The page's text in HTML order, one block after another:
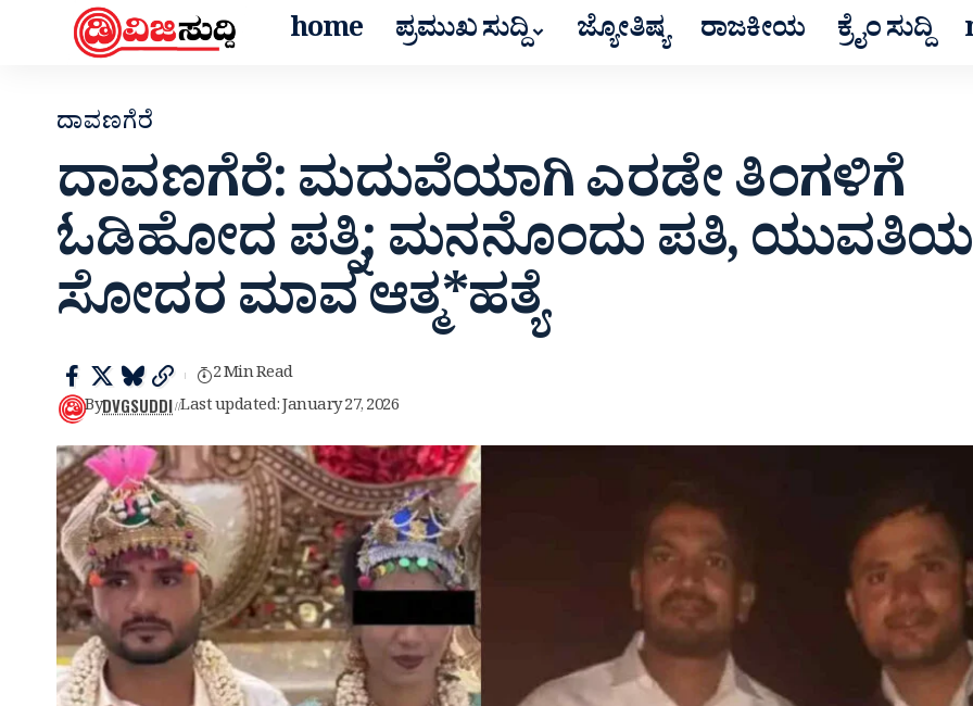
home ಪ್ರಮುಖ ಸುದ್ದಿ ಜ್ಯೋತಿಷ್ಯ ರಾಜಕೀಯ ಕ್ರೈಂ ಸುದ್ದಿ
ದಾವಣಗೆರೆ
ದಾವಣಗೆರೆ: ಮದುವೆಯಾಗಿ ಎರಡೇ ತಿಂಗಳಿಗೆ
ಓಡಿ‌ಹೋದ ಪತ್ನಿ; ಮನನೊಂದು ಪತಿ,‌ ಯುವತಿಯ
ಸೋದರ ಮಾವ ಆತ್ಮ*ಹತ್ಯೆ
ByDVGSUDDI Last updated: January 27, 2026
2 Min Read